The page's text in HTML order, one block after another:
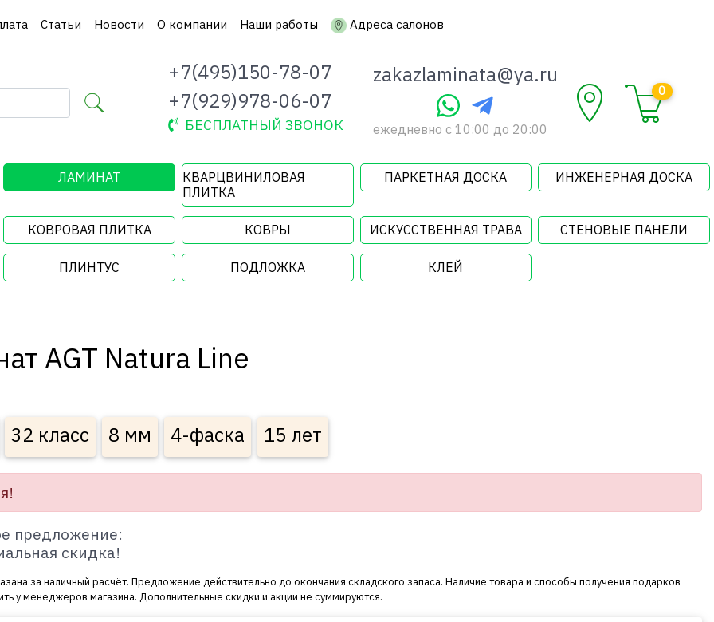
Статьи Новости О компании Наши работы Адреса салонов
+7(495)150-78-07
+7(929)978-06-07
БЕСПЛАТНЫЙ ЗВОНОК
zakazlaminata@ya.ru
ежедневно c 10:00 до 20:00
0
ЛАМИНАТ
КВАРЦВИНИЛОВАЯ
ПЛИТКА
ПАРКЕТНАЯ ДОСКА ИНЖЕНЕРНАЯ ДОСКА
КОВРОВАЯ ПЛИТКА КОВРЫ ИСКУССТВЕННАЯ ТРАВА СТЕНОВЫЕ ПАНЕЛИ
ПЛИНТУС ПОДЛОЖКА КЛЕЙ
AGT Natura Line
32 класс 8 мм 4-фаска 15 лет
предложение:
скидка!
за наличный расчёт. Предложение действительно до окончания складского запаса. Наличие товара и способы получения подарков
у менеджеров магазина. Дополнительные скидки и акции не суммируются.